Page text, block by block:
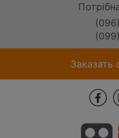
Заказать